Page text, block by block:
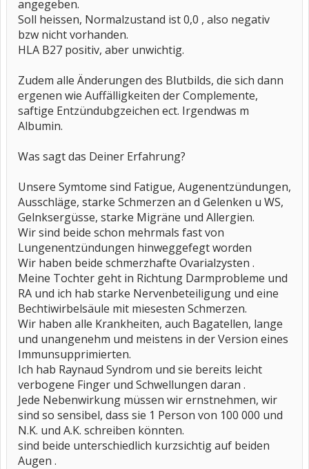
angegeben.
Soll heissen, Normalzustand ist 0,0 , also negativ
bzw nicht vorhanden.
HLA B27 positiv, aber unwichtig.
Zudem alle Änderungen des Blutbilds, die sich dann
ergenen wie Auffälligkeiten der Complemente,
saftige Entzündubgzeichen ect. Irgendwas m
Albumin.
Was sagt das Deiner Erfahrung?
Unsere Symtome sind Fatigue, Augenentzündungen,
Ausschläge, starke Schmerzen an d Gelenken u WS,
Gelnksergüsse, starke Migräne und Allergien.
Wir sind beide schon mehrmals fast von
Lungenentzündungen hinweggefegt worden
Wir haben beide schmerzhafte Ovarialzysten .
Meine Tochter geht in Richtung Darmprobleme und
RA und ich hab starke Nervenbeteiligung und eine
Bechtiwirbelsäule mit miesesten Schmerzen.
Wir haben alle Krankheiten, auch Bagatellen, lange
und unangenehm und meistens in der Version eines
Immunsupprimierten.
Ich hab Raynaud Syndrom und sie bereits leicht
verbogene Finger und Schwellungen daran .
Jede Nebenwirkung müssen wir ernstnehmen, wir
sind so sensibel, dass sie 1 Person von 100 000 und
N.K. und A.K. schreiben könnten.
sind beide unterschiedlich kurzsichtig auf beiden
Augen .